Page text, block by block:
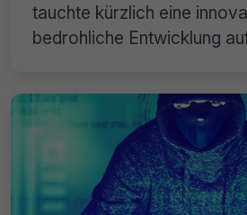
tauchte kürzlich eine
bedrohliche Entwicklung